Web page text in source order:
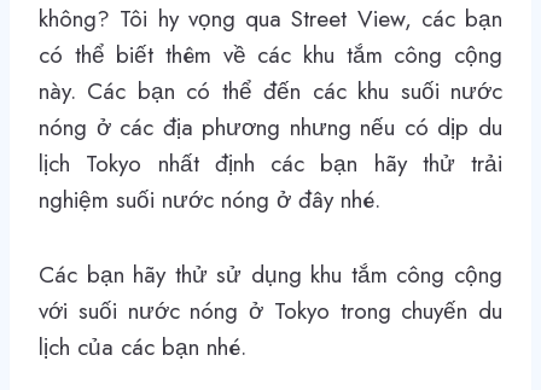
không? Tôi hy vọng qua Street View, các bạn
có thể biết thêm về các khu tắm công cộng
này. Các bạn có thể đến các khu suối nước
nóng ở các địa phương nhưng nếu có dịp du
lịch Tokyo nhất định các bạn hãy thử trải
nghiệm suối nước nóng ở đây nhé.
Các bạn hãy thử sử dụng khu tắm công cộng
với suối nước nóng ở Tokyo trong chuyến du
lịch của các bạn nhé.